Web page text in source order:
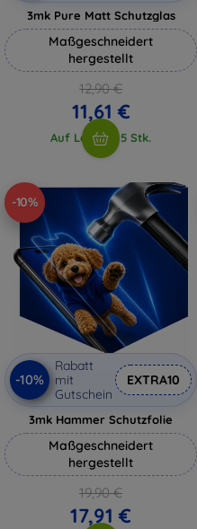
3mk Pure Matt Schutzglas
Maßgeschneidert
hergestellt
12,90 €
11,61 €
Auf Lager > 5 Stk.
-10%
-10%
Rabatt
mit
Gutschein
EXTRA10
3mk Hammer Schutzfolie
Maßgeschneidert
hergestellt
19,90 €
17,91 €